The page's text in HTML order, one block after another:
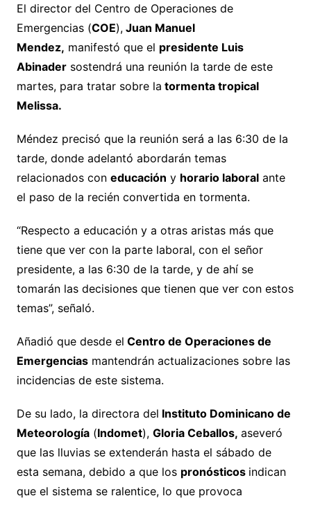
El director del Centro de Operaciones de
Emergencias (COE),Juan Manuel
Mendez, manifestó que el presidente Luis
Abinadersostendrá una reunión la tarde de este
martes, para tratar sobre la tormenta tropical
Melissa.
Méndez precisó que la reunión será a las 6:30 de la
tarde, donde adelantó abordarán temas
relacionados con educación y horario laboralante
el paso de la recién convertida en tormenta.
“Respecto a educación y a otras aristas más que
tiene que ver con la parte laboral, con el señor
presidente, a las 6:30 de la tarde, y de ahí se
tomarán las decisiones que tienen que ver con estos
temas”, señaló.
Añadió que desde el Centro de Operaciones de
Emergenciasmantendrán actualizaciones sobre las
incidencias de este sistema.
De su lado, la directora del Instituto Dominicano de
Meteorología(Indomet), Gloria Ceballos, aseveró
que las lluvias se extenderán hasta el sábado de
esta semana, debido a que los pronósticos indican
que el sistema se ralentice, lo que provoca